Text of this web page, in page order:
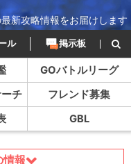
新攻略情報をお届けします
ル 掲示板
GOバトルリーグ
チ
フレンド募集
GBL
情報